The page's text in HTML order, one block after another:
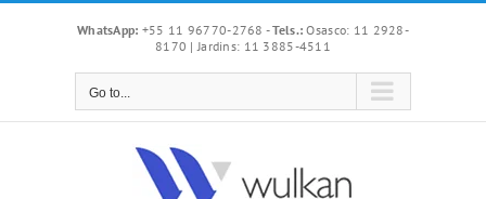
WhatsApp: +55 11 96770-2768 -Tels.: Osasco: 11 2928-
8170 | Jardins: 11 3885-4511
Go to...